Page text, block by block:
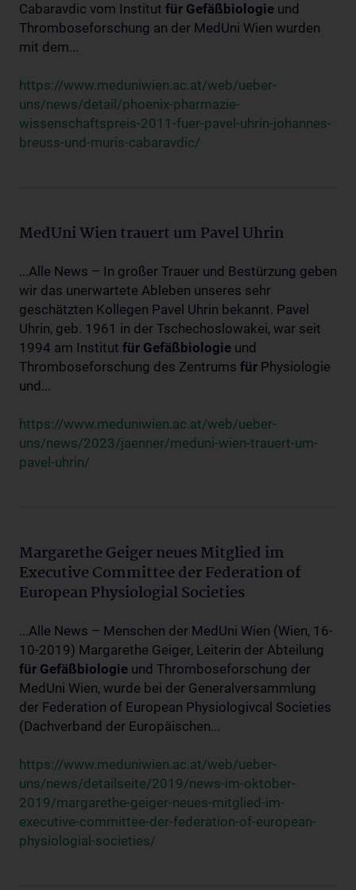
Cabaravdic vom Institut für Gefäßbiologie und
Thromboseforschung an der MedUni Wien wurden
mit dem...
https://www.meduniwien.ac.at/web/ueber-
uns/news/detail/phoenix-pharmazie-
wissenschaftspreis-2011-fuer-pavel-uhrin-johannes-
breuss-und-muris-cabaravdic/
MedUni Wien trauert um Pavel Uhrin
...Alle News – In großer Trauer und Bestürzung geben
wir das unerwartete Ableben unseres sehr
geschätzten Kollegen Pavel Uhrin bekannt. Pavel
Uhrin, geb. 1961 in der Tschechoslowakei, war seit
1994 am Institut für Gefäßbiologie und
Thromboseforschung des Zentrums für Physiologie
und...
https://www.meduniwien.ac.at/web/ueber-
uns/news/2023/jaenner/meduni-wien-trauert-um-
pavel-uhrin/
Margarethe Geiger neues Mitglied im
Executive Committee der Federation of
European Physiologial Societies
...Alle News – Menschen der MedUni Wien (Wien, 16-
10-2019) Margarethe Geiger, Leiterin der Abteilung
für Gefäßbiologie und Thromboseforschung der
MedUni Wien, wurde bei der Generalversammlung
der Federation of European Physiologivcal Societies
(Dachverband der Europäischen...
https://www.meduniwien.ac.at/web/ueber-
uns/news/detailseite/2019/news-im-oktober-
2019/margarethe-geiger-neues-mitglied-im-
executive-committee-der-federation-of-european-
physiologial-societies/